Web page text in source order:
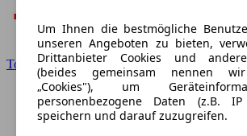
Toyota
Um Ihnen die bestmögliche
unseren Angeboten zu bieten,
Drittanbieter Cookies und
(beides gemeinsam nennen
„Cookies"), um
personenbezogene Daten (z.B.
speichern und darauf zuzugreifen.